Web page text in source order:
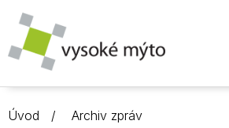
Úvod Archiv zpráv